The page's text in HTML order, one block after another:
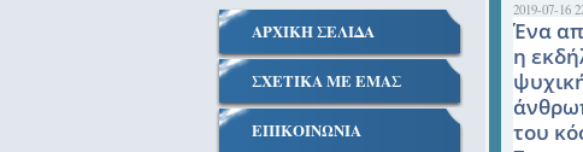
2019-07-16
Ένα
η
του
ΑΡΧΙΚΗ ΣΕΛΙΔΑ
ΣΧΕΤΙΚΑ ΜΕ EΜΑΣ
ΕΠΙΚΟΙΝΩΝΙΑ